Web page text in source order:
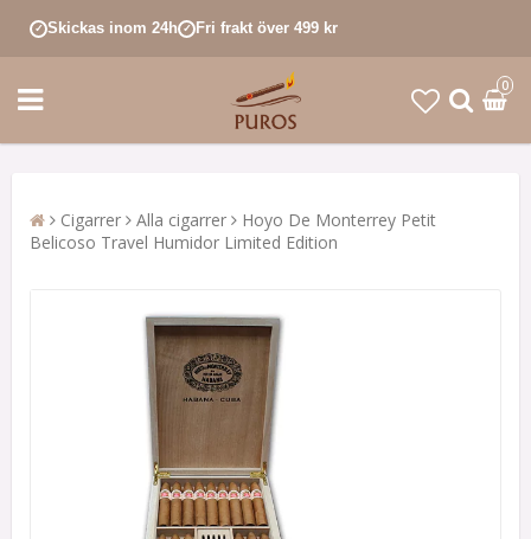
✓ Skickas inom 24h ✓ Fri frakt över 499 kr
0
Cigarrer Alla cigarrer
Hoyo De Monterrey Petit
Belicoso Travel Humidor Limited Edition